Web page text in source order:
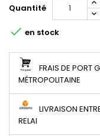
Quantité
 en stock
FRAIS DE PORT
MÉTROPOLITAINE
LIVRAISON
RELAI